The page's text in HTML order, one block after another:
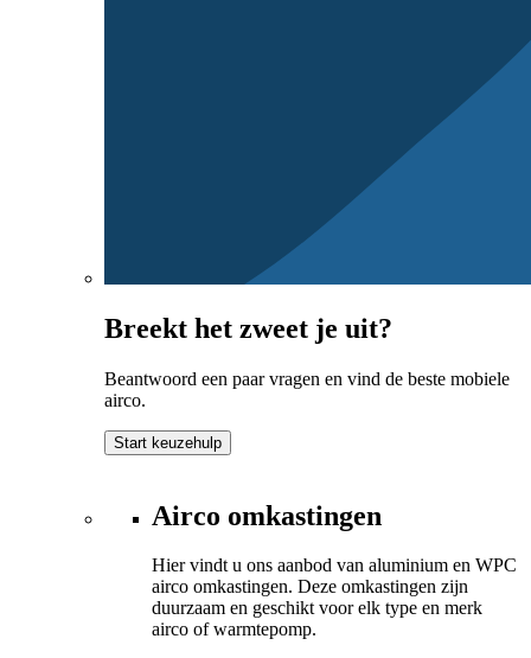
Breekt het zweet je uit?
Beantwoord een paar vragen en vind de beste mobiele
airco.
Start keuzehulp
Airco omkastingen
Hier vindt u ons aanbod van aluminium en WPC
airco omkastingen. Deze omkastingen zijn
duurzaam en geschikt voor elk type en merk
airco of warmtepomp.